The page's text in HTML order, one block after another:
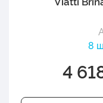
8
4